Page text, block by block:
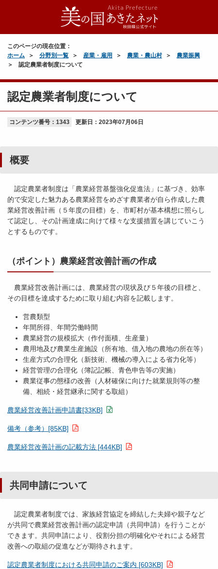
このページの現在位置：
ホーム
分野別一覧 産業・雇用 農業・農山村
農業振興
認定農業者制度について
認定農業者制度について
コンテンツ番号：1343 更新日： 2023年07月06日
概要
認定農業者制度は「農業経営基盤強化促進法」に基づき、効率
的で安定した魅力ある農業経営をめざす農業者が自ら作成した農
業経営改善計画（５年度の目標）を、市町村が基本構想に照らし
て認定し、その計画達成に向けて様々な支援措置を講じていこう
とするものです。
（ポイント）農業経営改善計画の作成
農業経営改善計画には、農業経営の現状及び５年後の目標と、
その目標を達成するために取り組む内容を記載します。
営農類型
年間所得、年間労働時間
農業経営の規模拡大（作付面積、生産量）
農用地及び農業生産施設（所有地、借入地の農地の所在等）
生産方式の合理化（新技術、機械の導入による省力化等）
経営管理の合理化（簿記記帳、青色申告等の実施）
農業従事の態様の改善（人材確保に向けた就業規則等の整
備、相続・経営継承に関する取組）
農業経営改善計画申請書[33KB]
備考（参考）[85KB]
農業経営改善計画の記載方法 [444KB]
共同申請について
認定農業者制度では、家族経営協定を締結した夫婦や親子など
が共同で農業経営改善計画の認定申請（共同申請）を行うことが
できます。共同申請により、役割分担の明確化やそれによる経営
改善への取組の促進などが期待されます。
認定農業者制度における共同申請のご案内 [603KB]